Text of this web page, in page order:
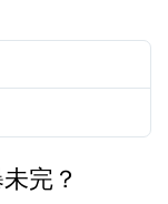
完？